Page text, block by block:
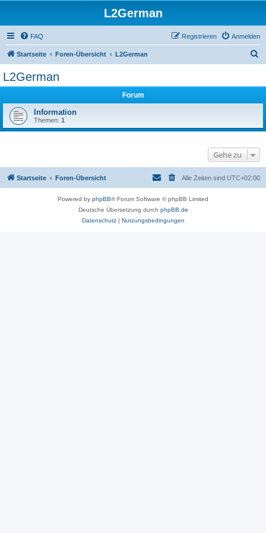
L2German
FAQ Anmelden
Registrieren
Startseite Foren-Übersicht L2German
L2German
Forum
Information
Themen: 1
Gehe zu
Startseite Foren-Übersicht Alle Zeiten sind UTC+02:00
Powered by phpBB® Forum Software © phpBB Limited
Deutsche Übersetzung durch phpBB.de
Datenschutz| Nutzungsbedingungen